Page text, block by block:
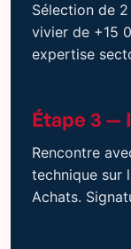
Sélection de
vivier de +15
expertise
Étape 3 —
Rencontre
technique sur
Achats.